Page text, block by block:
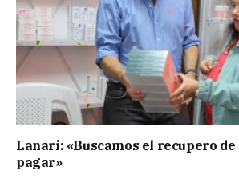
Lanari: «Buscamos el recupero de
pagar»